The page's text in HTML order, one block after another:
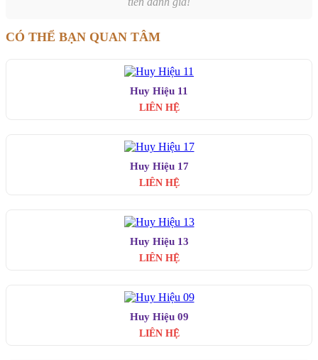
CÓ THỂ BẠN QUAN TÂM
Huy Hiệu 11
LIÊN HỆ
Huy Hiệu 17
LIÊN HỆ
Huy Hiệu 13
LIÊN HỆ
Huy Hiệu 09
LIÊN HỆ